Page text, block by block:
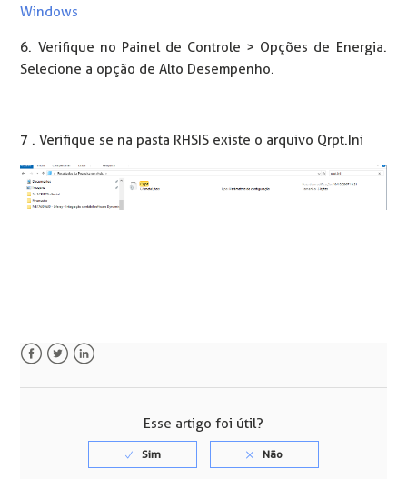
Windows
6. Verifique no Painel de Controle > Opções de Energia.
Selecione a opção de Alto Desempenho.
7 . Verifique se na pasta RHSIS existe o arquivo Qrpt.Ini
Esse artigo foi útil?